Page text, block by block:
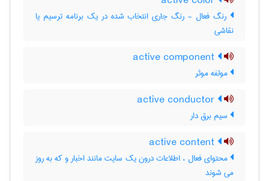
رنگ فعال - رنگ جاری انتخاب شده در یک برنامه ترسیم یا
نقاشی
مولفه موثر
سیم برق دار
محتوای فعال ، اطلاعات درون یک سایت مانند اخبار و که به روز
می شوند